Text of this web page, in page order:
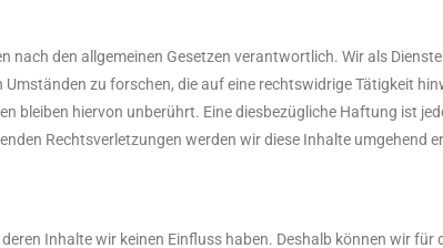
nach den allgemeinen Gesetzen verantwortlich. Wir als
zu forschen, die auf eine rechtswidrige Tätigkeit
bleiben hiervon unberührt. Eine diesbezügliche Haftung ist
Rechtsverletzungen werden wir diese Inhalte umgehend
Inhalte wir keinen Einfluss haben. Deshalb können wir